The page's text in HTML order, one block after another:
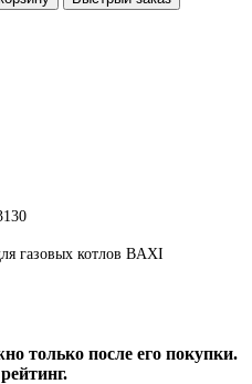
газовых котлов BAXI
только после его покупки.